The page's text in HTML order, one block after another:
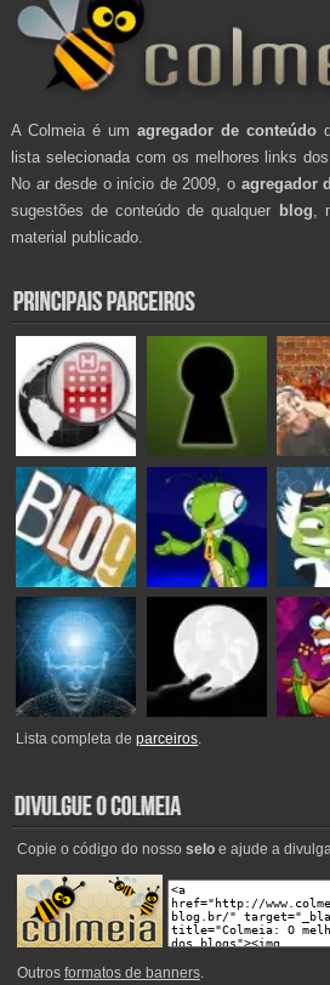
A Colmeia é um agregador de conteúdo
lista selecionada com os melhores links
No ar desde o início de 2009, o agregador
sugestões de conteúdo de qualquer blog ,
material publicado.
Lista completa deparceiros.
Copie o código do nosso seloe ajude a
Outros formatos de banners.